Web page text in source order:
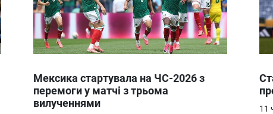
Мексика стартувала на ЧС-2026 з
перемоги у матчі з трьома
вилученнями
11